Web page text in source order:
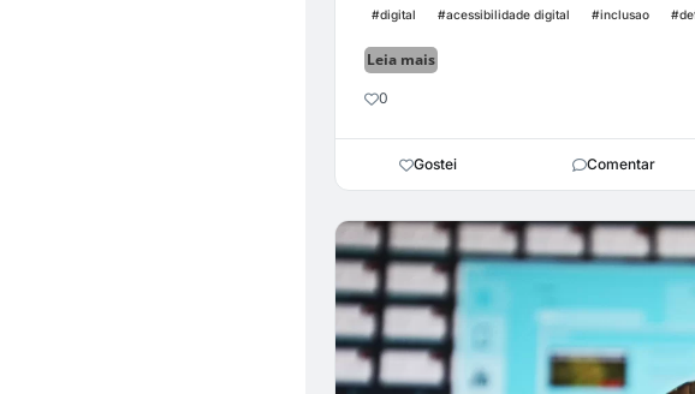
#digital #acessibilidade digital #inclusao
Leia mais
0
Gostei Comentar